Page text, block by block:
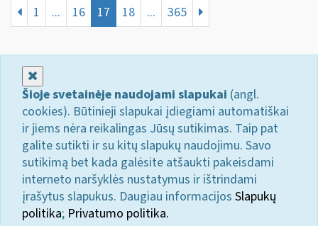
1 ... 16 17 18 ... 365
Šioje svetainėje naudojami slapukai (angl.
cookies). Būtinieji slapukai įdiegiami automatiškai
ir jiems nėra reikalingas Jūsų sutikimas. Taip pat
galite sutikti ir su kitų slapukų naudojimu. Savo
sutikimą bet kada galėsite atšaukti pakeisdami
interneto naršyklės nustatymus ir ištrindami
įrašytus slapukus. Daugiau informacijos Slapukų
politika; Privatumo politika.